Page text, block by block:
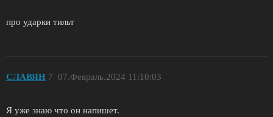
про ударки тильт
СЛАВЯН 07.Февраль.2024 11:10:03
7
Я уже знаю что он напишет.